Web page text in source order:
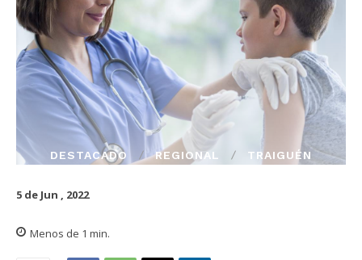
DESTACADO REGIONAL TRAIGUÉN
5 de Jun , 2022
Menos de 1 min.